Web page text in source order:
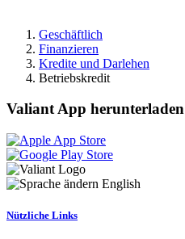
Geschäftlich
Finanzieren
Kredite und Darlehen
Betriebskredit
Valiant App herunterladen
English
Nützliche Links